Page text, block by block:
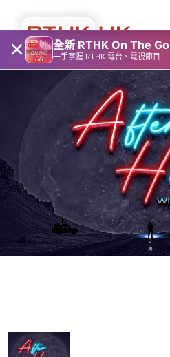
× 全新 RTHK On The Go
一手掌握 RTHK 電台、電視節目